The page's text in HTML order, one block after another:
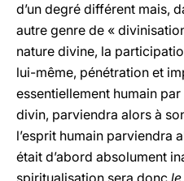
d’un degré différent mais,
autre genre de «
nature divine, la
lui-même, pénétration et
essentiellement humain
divin, parviendra alors à
l’esprit humain parviendra
était d’abord absolument
spiritualisation sera donc